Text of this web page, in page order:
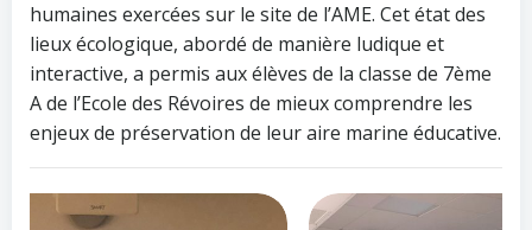
humaines exercées sur le site de l’AME. Cet état des
lieux écologique, abordé de manière ludique et
interactive, a permis aux élèves de la classe de 7ème
A de l’Ecole des Révoires de mieux comprendre les
enjeux de préservation de leur aire marine éducative.